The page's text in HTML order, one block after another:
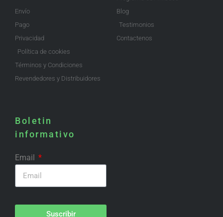
Envío
Pago
Privacidad
Política de cookies
Términos y Condiciones
Revendedores y Distribuidores
Blog
Testimonios
Contactenos
Boletin
informativo
Email
Suscribir